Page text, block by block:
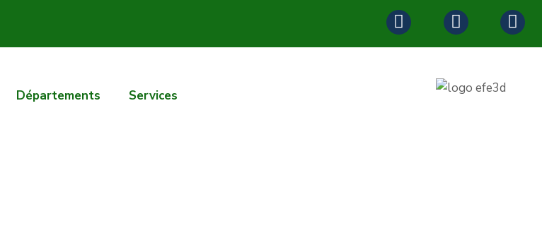
Départements Services